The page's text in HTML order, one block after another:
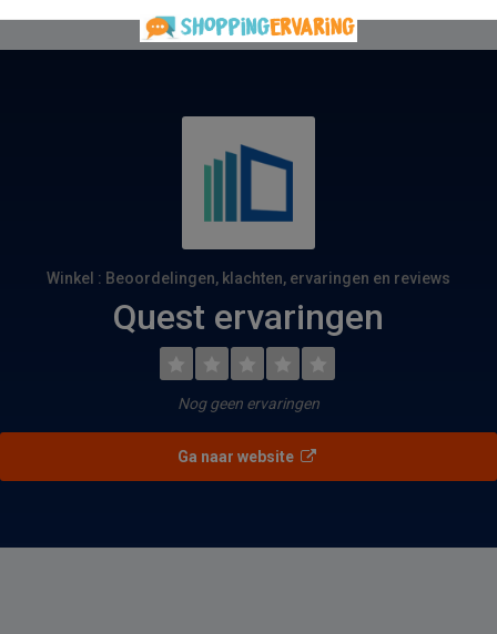
Winkel : Beoordelingen, klachten, ervaringen en reviews
Quest ervaringen
Nog geen ervaringen
Ga naar website